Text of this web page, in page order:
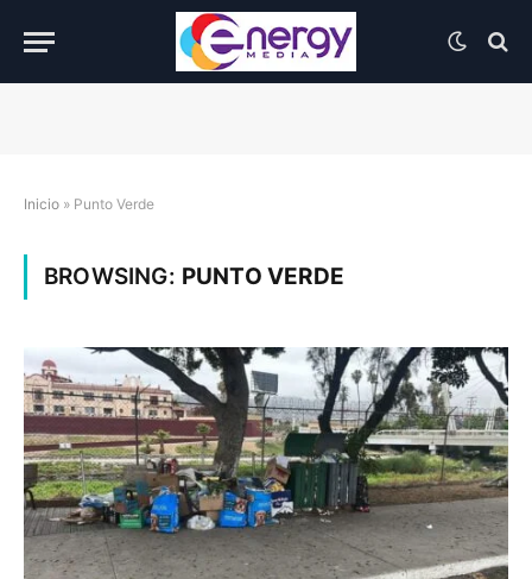
Inicio » Punto Verde
BROWSING: PUNTO VERDE